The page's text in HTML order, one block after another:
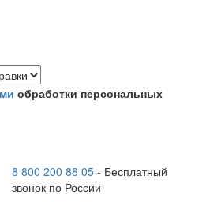
обработки персональных
8 800 200 88 05 - Бесплатный
звонок по России